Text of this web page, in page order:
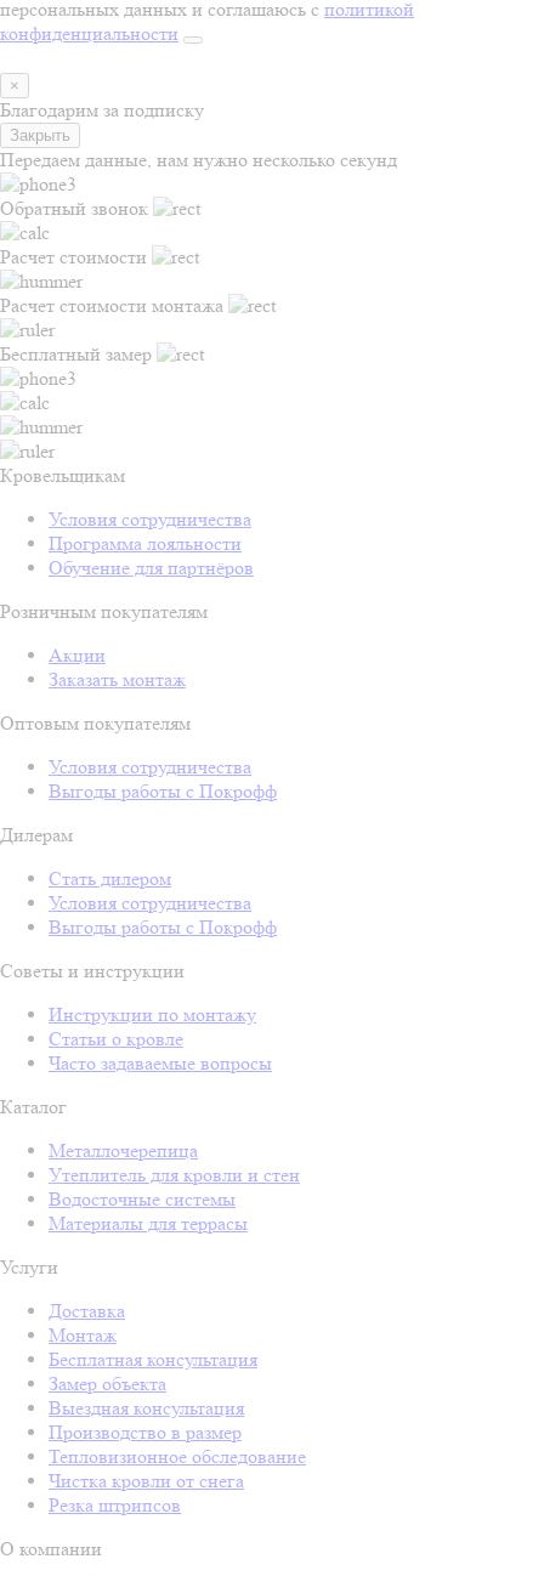
персональных данных и соглашаюсь с политикой
конфиденциальности
×
Благодарим за подписку
Закрыть
Передаем данные, нам нужно несколько секунд
Обратный звонок
Расчет стоимости
Расчет стоимости монтажа
Бесплатный замер
Кровельщикам
Условия сотрудничества
Программа лояльности
Обучение для партнёров
Розничным покупателям
Акции
Заказать монтаж
Оптовым покупателям
Условия сотрудничества
Выгоды работы с Покрофф
Дилерам
Стать дилером
Условия сотрудничества
Выгоды работы с Покрофф
Советы и инструкции
Инструкции по монтажу
Статьи о кровле
Часто задаваемые вопросы
Каталог
Металлочерепица
Утеплитель для кровли и стен
Водосточные системы
Материалы для террасы
Услуги
Доставка
Монтаж
Бесплатная консультация
Замер объекта
Выездная консультация
Производство в размер
Тепловизионное обследование
Чистка кровли от снега
Резка штрипсов
О компании